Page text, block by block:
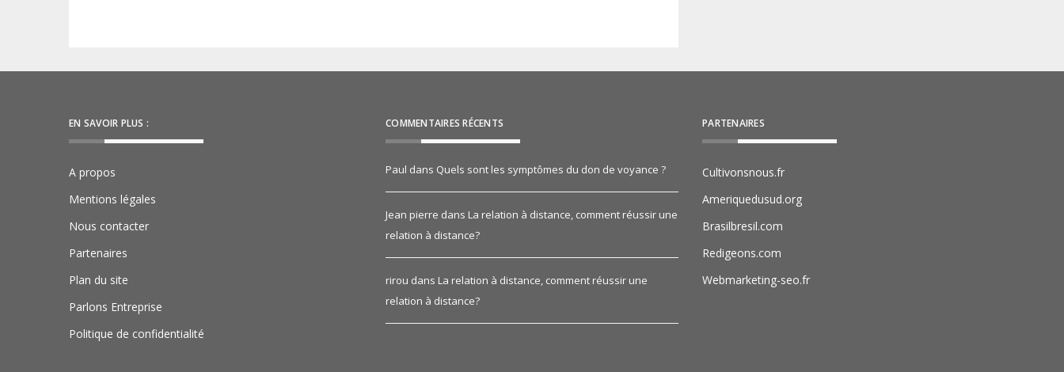
EN SAVOIR PLUS :
A propos
Mentions légales
Nous contacter
Partenaires
Plan du site
Parlons Entreprise
Politique de confidentialité
COMMENTAIRES RÉCENTS
Paul dans Quels sont les symptômes du don de voyance ?
Jean pierre dans La relation à distance, comment réussir une
relation à distance?
rirou dans La relation à distance, comment réussir une
relation à distance?
PARTENAIRES
Cultivonsnous.fr
Ameriquedusud.org
Brasilbresil.com
Redigeons.com
Webmarketing-seo.fr